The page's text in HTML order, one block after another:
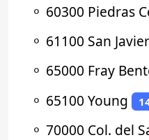
⚬ 60300 Piedras
⚬ 61100 San Javier
⚬ 65000 Fray
⚬ 65100 Young
⚬ 70000 Col. del